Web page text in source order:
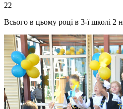
22
Всього в цьому році в 3-ї школі 2